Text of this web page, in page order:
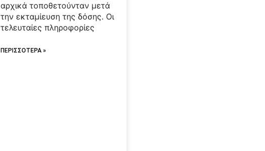
αρχικά τοποθετούνταν μετά
την εκταμίευση της δόσης. Οι
τελευταίες πληροφορίες
ΠΕΡΙΣΣΟΤΕΡΑ »